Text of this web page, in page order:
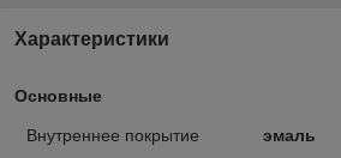
Характеристики
Основные
Внутреннее покрытие
эмаль